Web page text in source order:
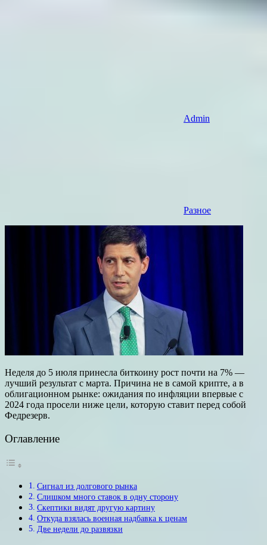
Admin
Разное
Неделя до 5 июля принесла биткоину рост почти на 7% —
лучший результат с марта. Причина не в самой крипте, а в
облигационном рынке: ожидания по инфляции впервые с
2024 года просели ниже цели, которую ставит перед собой
Федрезерв.
Оглавление
Сигнал из долгового рынка
Слишком много ставок в одну сторону
Скептики видят другую картину
Откуда взялась военная надбавка к ценам
Две недели до развязки